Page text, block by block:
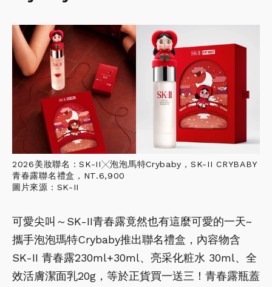
2026美妝聯名：SK-II╳泡泡馬特Crybaby，SK-II CRYBABY
青春露聯名禮盒，NT.6,900
圖片來源：SK-II
可愛尖叫～SK-II青春露竟然也有這麼可愛的一天~
攜手泡泡瑪特Crybaby推出聯名禮盒，內容物含
SK-II 青春露230ml+30ml、亮采化粧水 30ml、全
效活膚潔面乳20g，等於正貨買一送三！青春露瓶蓋